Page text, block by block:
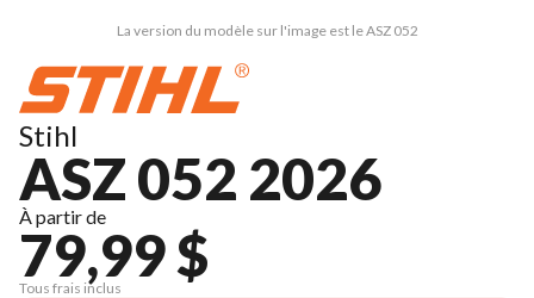
La version du modèle sur l'image est le ASZ 052
Stihl
ASZ 052 2026
À partir de
79,99 $
Tous frais inclus